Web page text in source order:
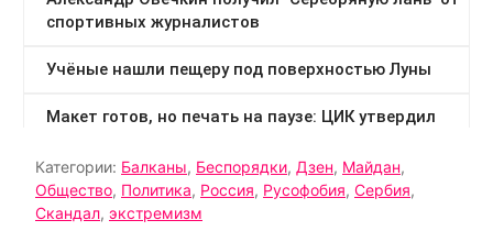
Категории: Балканы, Беспорядки, Дзен, Майдан,
Общество, Политика, Россия, Русофобия, Сербия,
Скандал, экстремизм